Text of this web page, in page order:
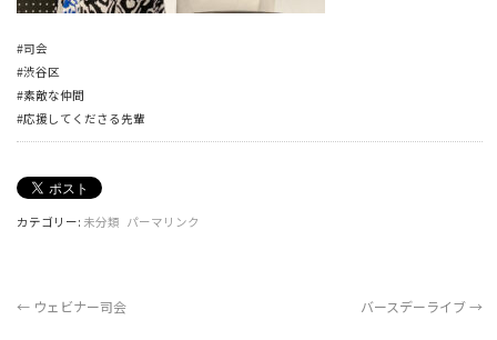
#司会
#渋谷区
#素敵な仲間
#応援してくださる先輩
カテゴリー: 未分類 パーマリンク
←ウェビナー司会 バースデーライブ→